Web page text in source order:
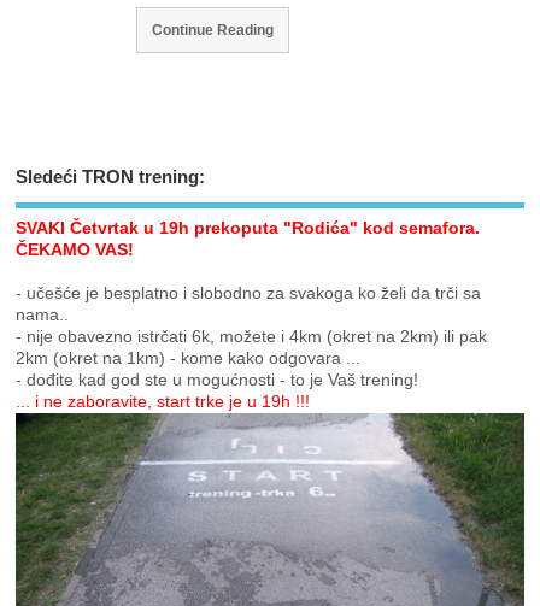
Continue Reading
Sledeći TRON trening:
SVAKI Četvrtak u 19h prekoputa "Rodića" kod semafora.
ČEKAMO VAS!
- učešće je besplatno i slobodno za svakoga ko želi da trči sa
nama..
- nije obavezno istrčati 6k, možete i 4km (okret na 2km) ili pak
2km (okret na 1km) - kome kako odgovara ...
- dođite kad god ste u mogućnosti - to je Vaš trening!
... i ne zaboravite, start trke je u 19h !!!